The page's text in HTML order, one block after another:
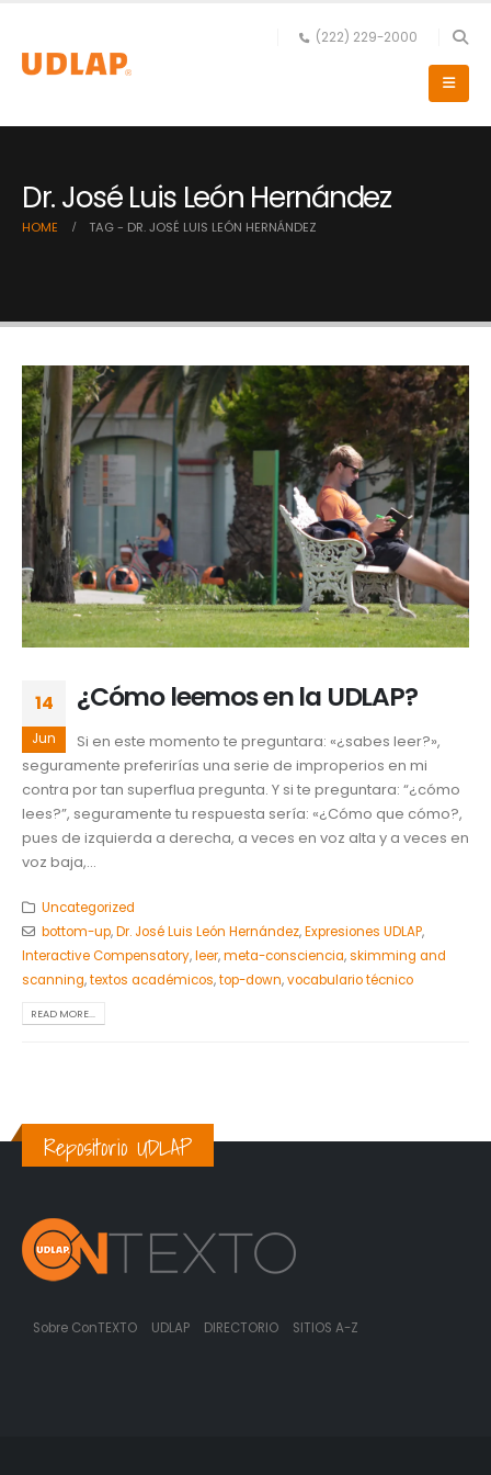
(222) 229-2000
Dr. José Luis León Hernández
HOME TAG - DR. JOSÉ LUIS LEÓN HERNÁNDEZ
14
Jun
¿Cómo leemos en la UDLAP?
Si en este momento te preguntara: «¿sabes leer?»,
seguramente preferirías una serie de improperios en mi
contra por tan superflua pregunta. Y si te preguntara: “¿cómo
lees?”, seguramente tu respuesta sería: «¿Cómo que cómo?,
pues de izquierda a derecha, a veces en voz alta y a veces en
voz baja,...
Uncategorized
bottom-up,Dr. José Luis León Hernández,Expresiones UDLAP,
Interactive Compensatory,leer,meta-consciencia,skimming and
scanning,textos académicos,top-down,vocabulario técnico
READ MORE...
Repositorio UDLAP
Sobre ConTEXTO UDLAP DIRECTORIO SITIOS A-Z